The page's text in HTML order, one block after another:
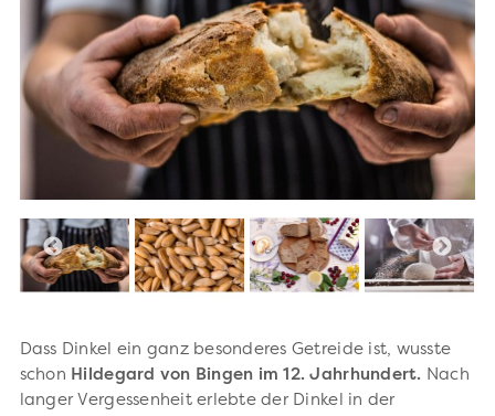
Dass Dinkel ein ganz besonderes Getreide ist, wusste
schon Hildegard von Bingen im 12. Jahrhundert. Nach
langer Vergessenheit erlebte der Dinkel in der